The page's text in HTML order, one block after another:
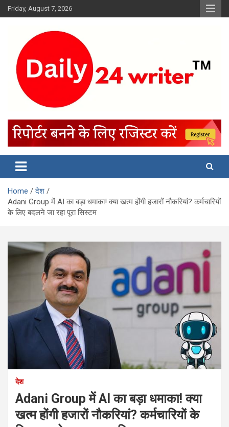
Skip
to
Friday, August 7, 2026
Home
देश
Adani Group में AI का बड़ा धमाका! क्या खत्म होंगी हजारों नौकरियां? कर्मचारियों
के लिए बदलने जा रहा पूरा सिस्टम
देश
Adani Group में AI का बड़ा धमाका! क्या
खत्म होंगी हजारों नौकरियां? कर्मचारियों के